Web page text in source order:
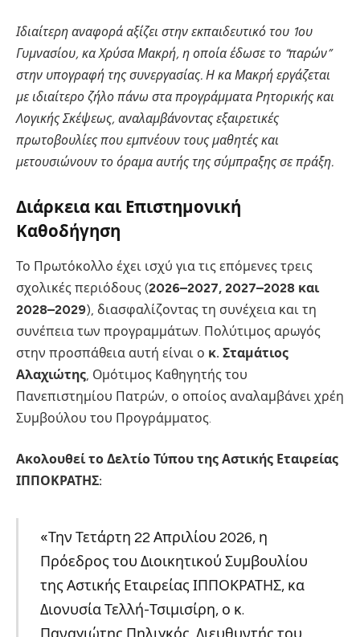
Ιδιαίτερη αναφορά αξίζει στην εκπαιδευτικό του 1ου
Γυμνασίου, κα Χρύσα Μακρή, η οποία έδωσε το “παρών”
στην υπογραφή της συνεργασίας. Η κα Μακρή εργάζεται
με ιδιαίτερο ζήλο πάνω στα προγράμματα Ρητορικής και
Λογικής Σκέψεως, αναλαμβάνοντας εξαιρετικές
πρωτοβουλίες που εμπνέουν τους μαθητές και
μετουσιώνουν το όραμα αυτής της σύμπραξης σε πράξη.
Διάρκεια και Επιστημονική
Καθοδήγηση
Το Πρωτόκολλο έχει ισχύ για τις επόμενες τρεις
σχολικές περιόδους (2026–2027, 2027–2028 και
2028–2029), διασφαλίζοντας τη συνέχεια και τη
συνέπεια των προγραμμάτων. Πολύτιμος αρωγός
στην προσπάθεια αυτή είναι ο κ. Σταμάτιος
Αλαχιώτης, Ομότιμος Καθηγητής του
Πανεπιστημίου Πατρών, ο οποίος αναλαμβάνει χρέη
Συμβούλου του Προγράμματος.
Ακολουθεί το Δελτίο Τύπου της Αστικής Εταιρείας
ΙΠΠΟΚΡΑΤΗΣ:
«Την Τετάρτη 22 Απριλίου 2026, η
Πρόεδρος του Διοικητικού Συμβουλίου
της Αστικής Εταιρείας ΙΠΠΟΚΡΑΤΗΣ, κα
Διονυσία Τελλή-Τσιμισίρη, ο κ.
Παναγιώτης Πηλιγκός, Διευθυντής του